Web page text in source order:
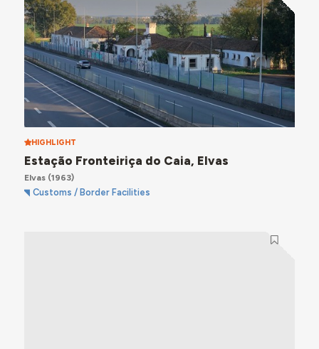
HIGHLIGHT
Estação Fronteiriça do Caia, Elvas
Elvas(1963)
Customs / Border Facilities